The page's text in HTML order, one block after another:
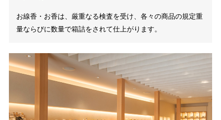
お線香・お香は、厳重なる検査を受け、各々の商品の規定重
量ならびに数量で箱詰をされて仕上がります。